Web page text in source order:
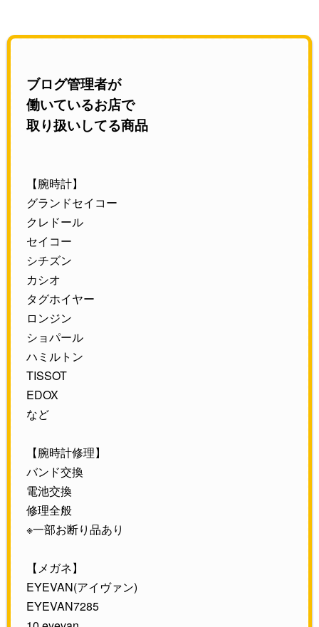
ブログ管理者が
働いているお店で
取り扱いしてる商品
【腕時計】
グランドセイコー
クレドール
セイコー
シチズン
カシオ
タグホイヤー
ロンジン
ショパール
ハミルトン
TISSOT
EDOX
など
【腕時計修理】
バンド交換
電池交換
修理全般
※一部お断り品あり
【メガネ】
EYEVAN(アイヴァン)
EYEVAN7285